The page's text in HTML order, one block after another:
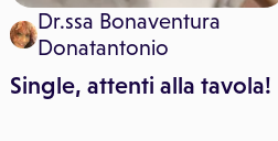
Dr.ssa Bonaventura
Donatantonio
Single, attenti alla tavola!